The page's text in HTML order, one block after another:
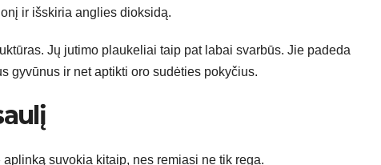
ir išskiria anglies dioksidą.
Jų jutimo plaukeliai taip pat labai svarbūs. Jie padeda
gyvūnus ir net aptikti oro sudėties pokyčius.
suvokia kitaip, nes remiasi ne tik rega.